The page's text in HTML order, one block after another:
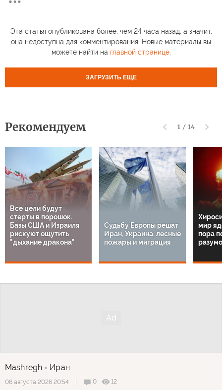
Эта статья опубликована более, чем 24 часа назад, а значит,
она недоступна для комментирования. Новые материалы вы
можете найти на главной странице.
ЗАГРУЗИТЬ ЕЩЕ
Рекомендуем 1 / 14
Все цели будут
стерты в порошок.
Базы США и Израиля
рискуют ощутить
"дыхание дракона"
Судьбу Европы решат
Иран, Украина, лесные
пожары и миграция
мир
пора
Mashregh Иран
06 августа 2026 20:54 0
12